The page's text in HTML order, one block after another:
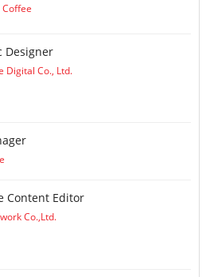
Designer
Digital Co., Ltd.
Content Editor
Co.,Ltd.